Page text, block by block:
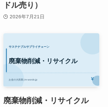
ドル売り）
2026年7月21日
廃棄物削減・リサイクル